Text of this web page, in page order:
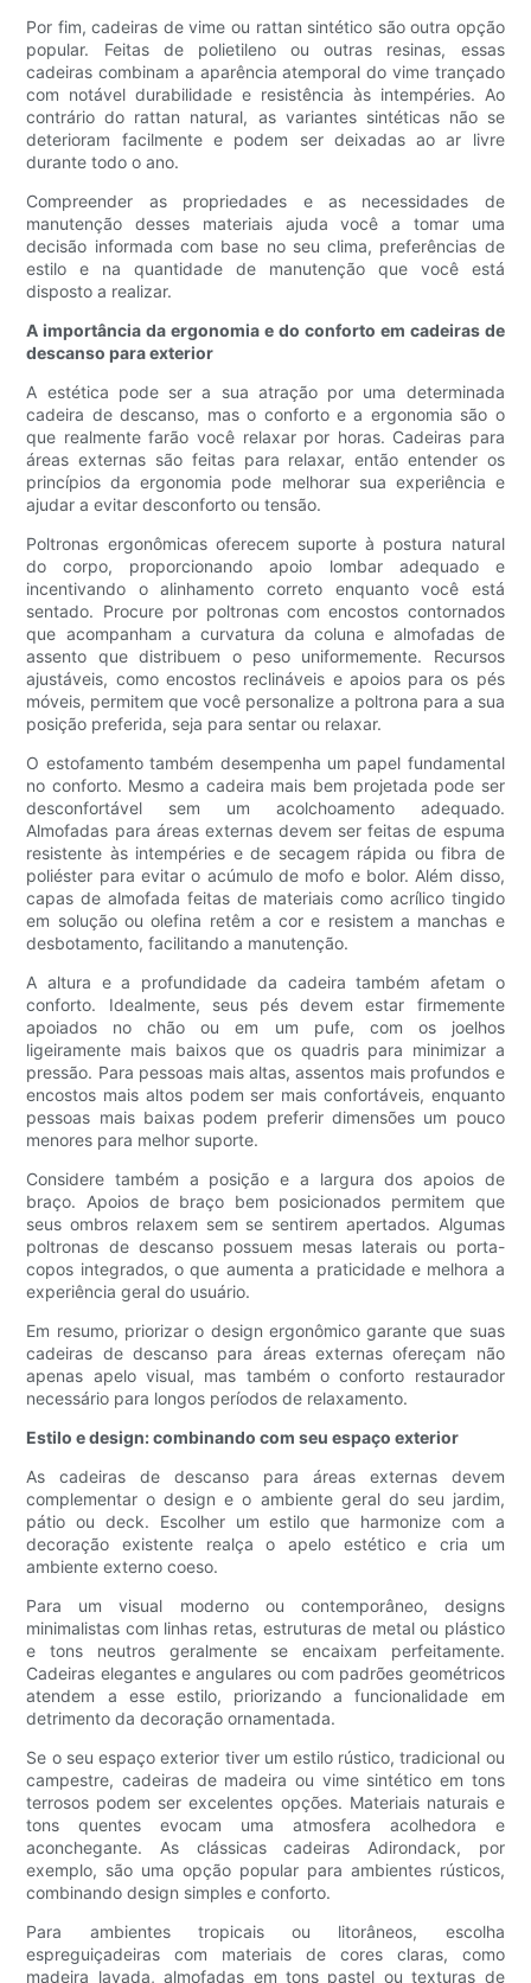
Por fim, cadeiras de vime ou rattan sintético são outra opção
popular. Feitas de polietileno ou outras resinas, essas
cadeiras combinam a aparência atemporal do vime trançado
com notável durabilidade e resistência às intempéries. Ao
contrário do rattan natural, as variantes sintéticas não se
deterioram facilmente e podem ser deixadas ao ar livre
durante todo o ano.
Compreender as propriedades e as necessidades de
manutenção desses materiais ajuda você a tomar uma
decisão informada com base no seu clima, preferências de
estilo e na quantidade de manutenção que você está
disposto a realizar.
A importância da ergonomia e do conforto em cadeiras de
descanso para exterior
A estética pode ser a sua atração por uma determinada
cadeira de descanso, mas o conforto e a ergonomia são o
que realmente farão você relaxar por horas. Cadeiras para
áreas externas são feitas para relaxar, então entender os
princípios da ergonomia pode melhorar sua experiência e
ajudar a evitar desconforto ou tensão.
Poltronas ergonômicas oferecem suporte à postura natural
do corpo, proporcionando apoio lombar adequado e
incentivando o alinhamento correto enquanto você está
sentado. Procure por poltronas com encostos contornados
que acompanham a curvatura da coluna e almofadas de
assento que distribuem o peso uniformemente. Recursos
ajustáveis, como encostos reclináveis ​​e apoios para os pés
móveis, permitem que você personalize a poltrona para a sua
posição preferida, seja para sentar ou relaxar.
O estofamento também desempenha um papel fundamental
no conforto. Mesmo a cadeira mais bem projetada pode ser
desconfortável sem um acolchoamento adequado.
Almofadas para áreas externas devem ser feitas de espuma
resistente às intempéries e de secagem rápida ou fibra de
poliéster para evitar o acúmulo de mofo e bolor. Além disso,
capas de almofada feitas de materiais como acrílico tingido
em solução ou olefina retêm a cor e resistem a manchas e
desbotamento, facilitando a manutenção.
A altura e a profundidade da cadeira também afetam o
conforto. Idealmente, seus pés devem estar firmemente
apoiados no chão ou em um pufe, com os joelhos
ligeiramente mais baixos que os quadris para minimizar a
pressão. Para pessoas mais altas, assentos mais profundos e
encostos mais altos podem ser mais confortáveis, enquanto
pessoas mais baixas podem preferir dimensões um pouco
menores para melhor suporte.
Considere também a posição e a largura dos apoios de
braço. Apoios de braço bem posicionados permitem que
seus ombros relaxem sem se sentirem apertados. Algumas
poltronas de descanso possuem mesas laterais ou porta-
copos integrados, o que aumenta a praticidade e melhora a
experiência geral do usuário.
Em resumo, priorizar o design ergonômico garante que suas
cadeiras de descanso para áreas externas ofereçam não
apenas apelo visual, mas também o conforto restaurador
necessário para longos períodos de relaxamento.
Estilo e design: combinando com seu espaço exterior
As cadeiras de descanso para áreas externas devem
complementar o design e o ambiente geral do seu jardim,
pátio ou deck. Escolher um estilo que harmonize com a
decoração existente realça o apelo estético e cria um
ambiente externo coeso.
Para um visual moderno ou contemporâneo, designs
minimalistas com linhas retas, estruturas de metal ou plástico
e tons neutros geralmente se encaixam perfeitamente.
Cadeiras elegantes e angulares ou com padrões geométricos
atendem a esse estilo, priorizando a funcionalidade em
detrimento da decoração ornamentada.
Se o seu espaço exterior tiver um estilo rústico, tradicional ou
campestre, cadeiras de madeira ou vime sintético em tons
terrosos podem ser excelentes opções. Materiais naturais e
tons quentes evocam uma atmosfera acolhedora e
aconchegante. As clássicas cadeiras Adirondack, por
exemplo, são uma opção popular para ambientes rústicos,
combinando design simples e conforto.
Para ambientes tropicais ou litorâneos, escolha
espreguiçadeiras com materiais de cores claras, como
madeira lavada, almofadas em tons pastel ou texturas de